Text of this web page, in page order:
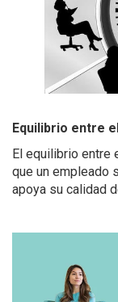
Equilibrio entre
El equilibrio entre
que un empleado
apoya su calidad